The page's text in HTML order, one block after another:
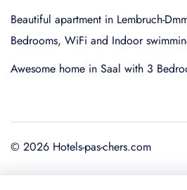
Beautiful apartment in Lembruch-
Bedrooms, WiFi and Indoor
Awesome home in Saal with 3
© 2026 Hotels-pas-chers.com